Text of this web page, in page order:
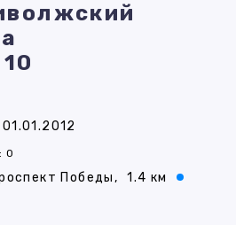
0
Победы,
1.4 км